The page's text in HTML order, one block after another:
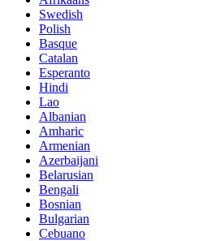
Swedish
Polish
Basque
Catalan
Esperanto
Hindi
Lao
Albanian
Amharic
Armenian
Azerbaijani
Belarusian
Bengali
Bosnian
Bulgarian
Cebuano